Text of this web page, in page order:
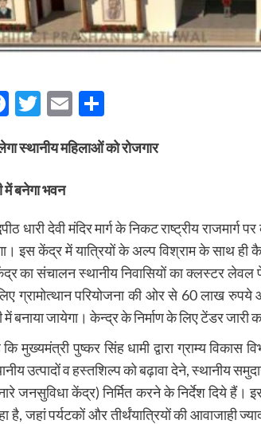
Facebook
Twitter
Email
स्थानीय महिलाओं को रोजगार
में बनेगा भवन
धारी देवी मंदिर मार्ग के निकट राष्ट्रीय राजमार्ग
इस केंद्र में यात्रियों के अल्प विश्राम के साथ
का संचालन स्थानीय निवासियों का क्लस्टर
लिए ग्रामोत्थान परियोजना की ओर से 60 लाख
में बनाया जायेगा। केन्द्र के निर्माण के लिए टेंडर जारी
मुख्यमंत्री पुष्कर सिंह धामी द्वारा ग्राम्य विकास
उत्पादों व हस्तशिल्प को बढ़ावा देने, स्थानीय
जनसुविधा केंद्र) निर्मित करने के निर्देश दिये हैं।
है, जहां पर्यटकों और तीर्थंयात्रियों की आवाजाही